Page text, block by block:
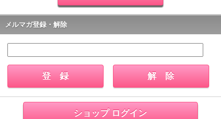
メルマガ登録・解除
ショップ ログイン